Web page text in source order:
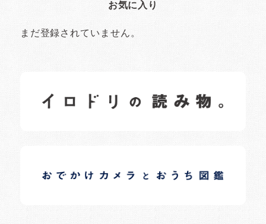
お気に入り
まだ登録されていません。
日常の様子など随時更新中です。
日常の様子など随時更新中です。